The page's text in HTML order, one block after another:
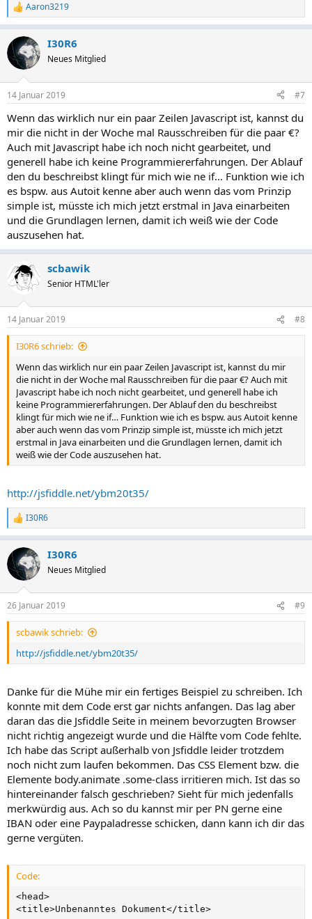
R
e
k
t
i
n
e
:
Aaron3219
I30R6
Neues Mitglied
14 Januar 2019 #7
Wenn das wirklich nur ein paar Zeilen Javascript ist, kannst du
mir die nicht in der Woche mal Rausschreiben für die paar €?
Auch mit Javascript habe ich noch nicht gearbeitet, und
generell habe ich keine Programmiererfahrungen. Der Ablauf
den du beschreibst klingt für mich wie ne if… Funktion wie ich
es bspw. aus Autoit kenne aber auch wenn das vom Prinzip
simple ist, müsste ich mich jetzt erstmal in Java einarbeiten
und die Grundlagen lernen, damit ich weiß wie der Code
auszusehen hat.
scbawik
Senior HTML'ler
14 Januar 2019 #8
I30R6 schrieb:
Wenn das wirklich nur ein paar Zeilen Javascript ist, kannst du mir
die nicht in der Woche mal Rausschreiben für die paar €? Auch mit
Javascript habe ich noch nicht gearbeitet, und generell habe ich
keine Programmiererfahrungen. Der Ablauf den du beschreibst
klingt für mich wie ne if… Funktion wie ich es bspw. aus Autoit kenne
aber auch wenn das vom Prinzip simple ist, müsste ich mich jetzt
erstmal in Java einarbeiten und die Grundlagen lernen, damit ich
weiß wie der Code auszusehen hat.
http://jsfiddle.net/ybm20t35/
R
e
k
t
i
n
e
n
I30R6
I30R6
Neues Mitglied
26 Januar 2019 #9
scbawik schrieb:
http://jsfiddle.net/ybm20t35/
Danke für die Mühe mir ein fertiges Beispiel zu schreiben. Ich
konnte mit dem Code erst gar nichts anfangen. Das lag aber
daran das die Jsfiddle Seite in meinem bevorzugten Browser
nicht richtig angezeigt wurde und die Hälfte vom Code fehlte.
Ich habe das Script außerhalb von Jsfiddle leider trotzdem
noch nicht zum laufen bekommen. Das CSS Element bzw. die
Elemente body.animate .some-class irritieren mich. Ist das so
hintereinander falsch geschrieben? Sieht für mich jedenfalls
merkwürdig aus. Ach so du kannst mir per PN gerne eine
IBAN oder eine Paypaladresse schicken, dann kann ich dir das
gerne vergüten.
Code:
<head>
<title>Unbenanntes Dokument</title>